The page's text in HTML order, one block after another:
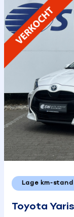
Lage km-stand
Toyota Yaris